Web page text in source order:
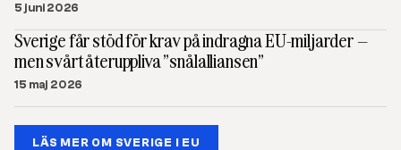
5 juni 2026
Sverige får stöd för krav på indragna EU-miljarder –
men svårt återuppliva ”snålalliansen”
15 maj 2026
LÄS MER OM SVERIGE I EU